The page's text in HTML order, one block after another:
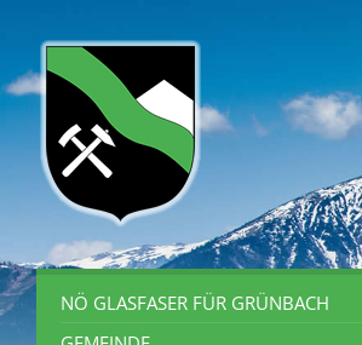
NÖ GLASFASER FÜR GRÜNBACH